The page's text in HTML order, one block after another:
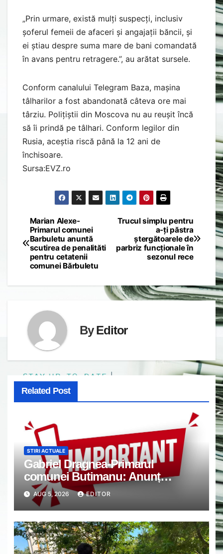
„Prin urmare, există mulți suspecți, inclusiv
șoferul femeii de afaceri și angajații băncii, și
ei știau despre suma mare de bani comandată
în avans pentru retragere.”, au arătat sursele.
Conform canalului Telegram Baza, mașina
tâlharilor a fost abandonată câteva ore mai
târziu. Polițiștii din Moscova nu au reușit încă
să îi prindă pe tâlhari. Conform legilor din
Rusia, aceștia riscă până la 12 ani de
închisoare.
Sursa:EVZ.ro
Post
navigation
Trucul simplu pentru
a-ți păstra
ștergătoarele de
parbriz funcționale în
sezonul rece
Marian Alexe-
Primarul comunei
Barbuletu anuntă
scutirea de penalităti
pentru cetatenii
comunei Bărbuletu
ByEditor
Related Post
STIRI ACTUALE
Gabriel Dragnea-Primarul
comunei Butimanu: Anunț
important
AUG 5, 2026 EDITOR